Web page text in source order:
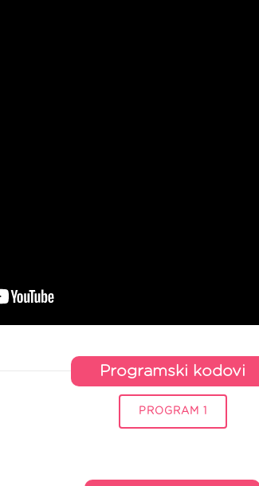
Programski kodovi
PROGRAM 1